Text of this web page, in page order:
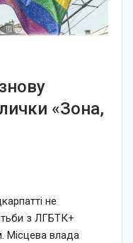
«Зона,
не
з ЛГБТК+
Місцева влада